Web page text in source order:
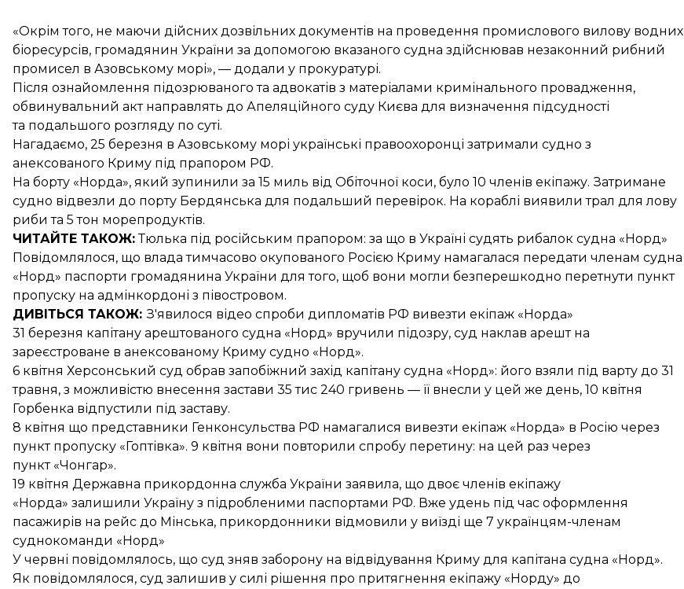
«Окрім того, не маючи дійсних дозвільних документів на проведення промислового вилову водних
біоресурсів, громадянин України за допомогою вказаного судна здійснював незаконний рибний
промисел в Азовському морі», — додали у прокуратурі.
Після ознайомлення підозрюваного та адвокатів з матеріалами кримінального провадження,
обвинувальний акт направлять до Апеляційного суду Києва для визначення підсудності
та подальшого розгляду по суті.
Нагадаємо, 25 березня в Азовському морі українські правоохоронці затримали судно з
анексованого Криму під прапором РФ.
На борту «Норда», який зупинили за 15 миль від Обіточної коси, було 10 членів екіпажу. Затримане
судно відвезли до порту Бердянська для подальший перевірок. На кораблі виявили трал для лову
риби та 5 тон морепродуктів.
ЧИТАЙТЕ ТАКОЖ:Тюлька під російським прапором: за що в Україні судять рибалок судна «Норд»
Повідомлялося, що влада тимчасово окупованого Росією Криму намагалася передати членам судна
«Норд» паспорти громадянина України для того, щоб вони могли безперешкодно перетнути пункт
пропуску на адмінкордоні з півостровом.
ДИВІТЬСЯ ТАКОЖ: З'явилося відео спроби дипломатів РФ вивезти екіпаж «Норда»
31 березня капітану арештованого судна «Норд» вручили підозру, суд наклав арешт на
зареєстроване в анексованому Криму судно «Норд».
6 квітня Херсонський суд обрав запобіжний захід капітану судна «Норд»: його взяли під варту до 31
травня, з можливістю внесення застави 35 тис 240 гривень — її внесли у цей же день, 10 квітня
Горбенка відпустили під заставу.
8 квітня що представники Генконсульства РФ намагалися вивезти екіпаж «Норда» в Росію через
пункт пропуску «Гоптівка». 9 квітня вони повторили спробу перетину: на цей раз через
пункт «Чонгар».
19 квітня Державна прикордонна служба України заявила, що двоє членів екіпажу
«Норда» залишили Україну з підробленими паспортами РФ. Вже удень під час оформлення
пасажирів на рейс до Мінська, прикордонники відмовили у виїзді ще 7 українцям-членам
суднокоманди «Норд»
У червні повідомлялось, що суд зняв заборону на відвідування Криму для капітана судна «Норд».
Як повідомлялося, суд залишив у силі рішення про притягнення екіпажу «Норду» до